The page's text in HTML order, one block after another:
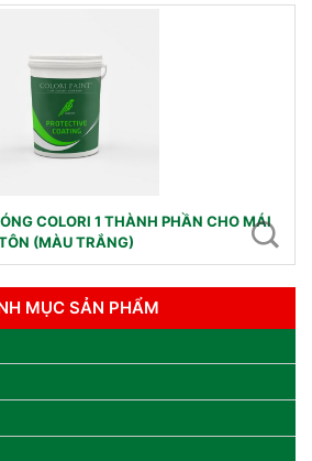
COLORI 1 THÀNH PHẦN CHO MÁI
(MÀU TRẮNG)
MỤC SẢN PHẨM